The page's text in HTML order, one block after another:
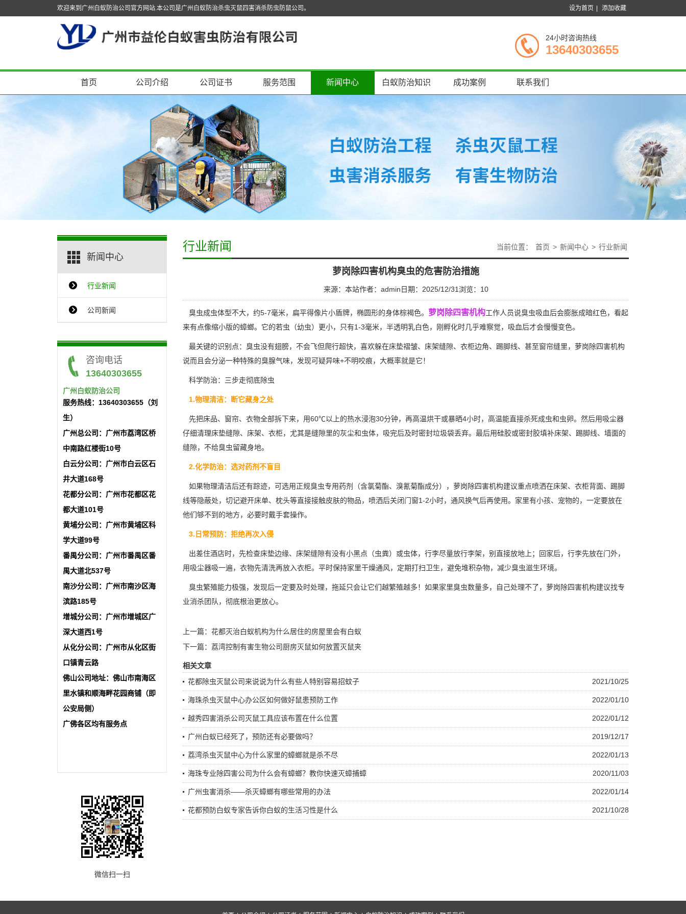
欢迎来到广州白蚁防治公司官方网站.本公司是广州白蚁防治杀虫灭鼠四害消杀防虫防鼠公司。 设为首页 添加收藏
24小时咨询热线
13640303655
首页 公司介绍 公司证书 服务范围 新闻中心 白蚁防治知识 成功案例 联系我们
新闻中心
{$ClassName_en}
行业新闻
公司新闻
咨询电话
13640303655
广州白蚁防治公司
服务热线：13640303655（刘
生）
广州总公司：广州市荔湾区桥
中南路红楼街10号
白云分公司：广州市白云区石
井大道168号
花都分公司：广州市花都区花
都大道101号
黄埔分公司：广州市黄埔区科
学大道99号
番禺分公司：广州市番禺区番
禺大道北537号
南沙分公司：广州市南沙区海
滨路185号
增城分公司：广州市增城区广
深大道西1号
从化分公司：广州市从化区街
口镇青云路
佛山公司地址：佛山市南海区
里水镇和顺海畔花园商铺（即
公安局侧）
广佛各区均有服务点
微信扫一扫
行业新闻 当前位置： 首页 > 新闻中心 > 行业新闻
萝岗除四害机构臭虫的危害防治措施
来源：本站作者：admin 日期：2025/12/31浏览： 10
臭虫成虫体型不大，约5-7毫米，扁平得像片小盾牌，椭圆形的身体棕褐色。 萝岗除四害机构工作人员说臭虫吸血后会膨胀成暗红色，看起
来有点像缩小版的蟑螂。它的若虫（幼虫）更小，只有1-3毫米，半透明乳白色，刚孵化时几乎难察觉，吸血后才会慢慢变色。
最关键的识别点：臭虫没有翅膀，不会飞但爬行超快，喜欢躲在床垫褶皱、床架缝隙、衣柜边角、踢脚线、甚至窗帘缝里，萝岗除四害机构
说而且会分泌一种特殊的臭腺气味，发现可疑异味+不明咬痕，大概率就是它！
科学防治：三步走彻底除虫
1.物理清洁：断它藏身之处
先把床品、窗帘、衣物全部拆下来，用60℃以上的热水浸泡30分钟，再高温烘干或暴晒4小时，高温能直接杀死成虫和虫卵。然后用吸尘器
仔细清理床垫缝隙、床架、衣柜，尤其是缝隙里的灰尘和虫体，吸完后及时密封垃圾袋丢弃。最后用硅胶或密封胶填补床架、踢脚线、墙面的
缝隙，不给臭虫留藏身地。
2.化学防治：选对药剂不盲目
如果物理清洁后还有踪迹，可选用正规臭虫专用药剂（含氯菊酯、溴氰菊酯成分），萝岗除四害机构建议重点喷洒在床架、衣柜背面、踢脚
线等隐蔽处，切记避开床单、枕头等直接接触皮肤的物品，喷洒后关闭门窗1-2小时，通风换气后再使用。家里有小孩、宠物的，一定要放在
他们够不到的地方，必要时戴手套操作。
3.日常预防：拒绝再次入侵
出差住酒店时，先检查床垫边缘、床架缝隙有没有小黑点（虫粪）或虫体，行李尽量放行李架，别直接放地上；回家后，行李先放在门外，
用吸尘器吸一遍，衣物先清洗再放入衣柜。平时保持家里干燥通风，定期打扫卫生，避免堆积杂物，减少臭虫滋生环境。
臭虫繁殖能力极强，发现后一定要及时处理，拖延只会让它们越繁殖越多！如果家里臭虫数量多，自己处理不了，萝岗除四害机构建议找专
业消杀团队，彻底根治更放心。
上一篇：花都灭治白蚁机构为什么居住的房屋里会有白蚁
下一篇：荔湾控制有害生物公司厨房灭鼠如何放置灭鼠夹
相关文章
2021/10/25
花都除虫灭鼠公司来说说为什么有些人特别容易招蚊子
2022/01/10
海珠杀虫灭鼠中心办公区如何做好鼠患预防工作
2022/01/12
越秀四害消杀公司灭鼠工具应该布置在什么位置
2019/12/17
广州白蚁已经死了，预防还有必要做吗？
2022/01/13
荔湾杀虫灭鼠中心为什么家里的蟑螂就是杀不尽
2020/11/03
海珠专业除四害公司为什么会有蟑螂？教你快速灭蟑捕蟑
2022/01/14
广州虫害消杀——杀灭蟑螂有哪些常用的办法
2021/10/28
花都预防白蚁专家告诉你白蚁的生活习性是什么